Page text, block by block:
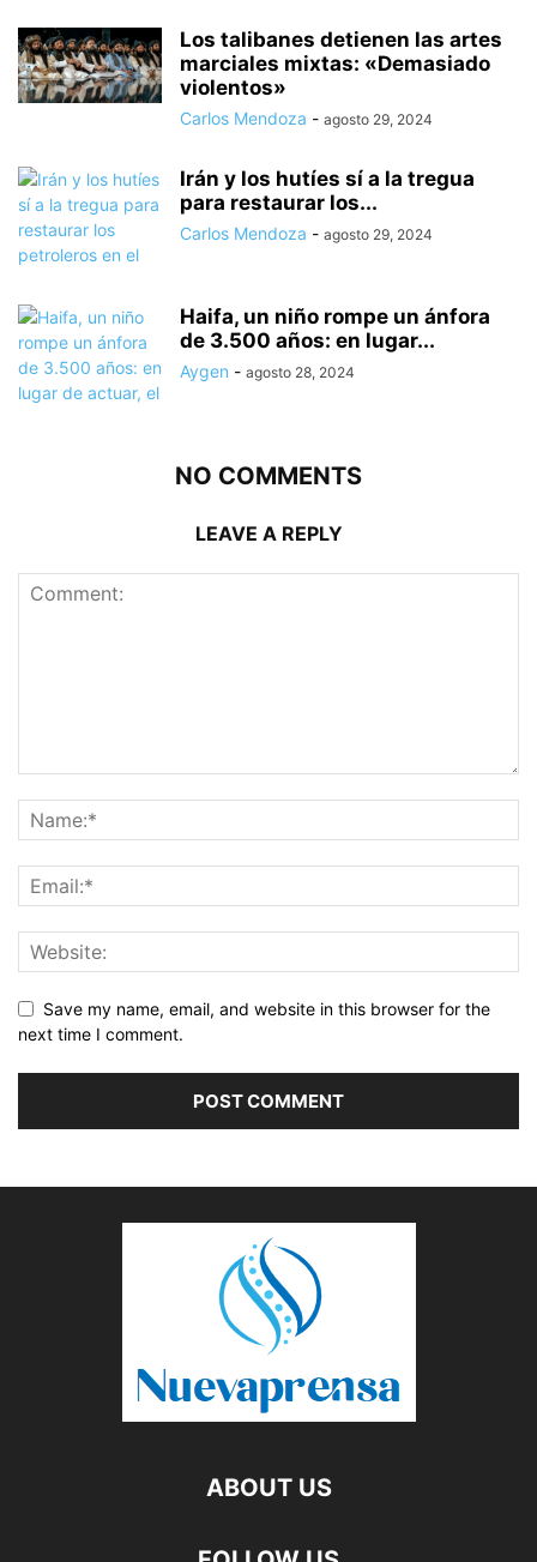
Los talibanes detienen las artes
marciales mixtas: «Demasiado
violentos»
Carlos Mendoza - agosto 29, 2024
Irán y los hutíes sí a la tregua
para restaurar los...
Carlos Mendoza - agosto 29, 2024
Haifa, un niño rompe un ánfora
de 3.500 años: en lugar...
Aygen - agosto 28, 2024
NO COMMENTS
LEAVE A REPLY
Save my name, email, and website in this browser for the
next time I comment.
ABOUT US